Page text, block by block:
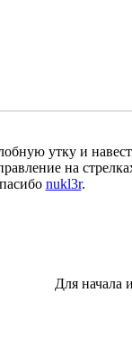
утку и
на
nukl3r.
Для начала